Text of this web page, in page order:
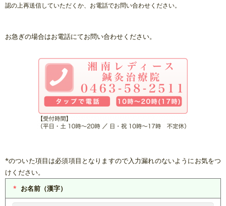
認の上再送信していただくか、お電話でお問い合わせください。
お急ぎの場合はお電話にてお問い合わせください。
*のついた項目は必須項目となりますので入力漏れのないようにお気をつ
けください。
お名前（漢字）